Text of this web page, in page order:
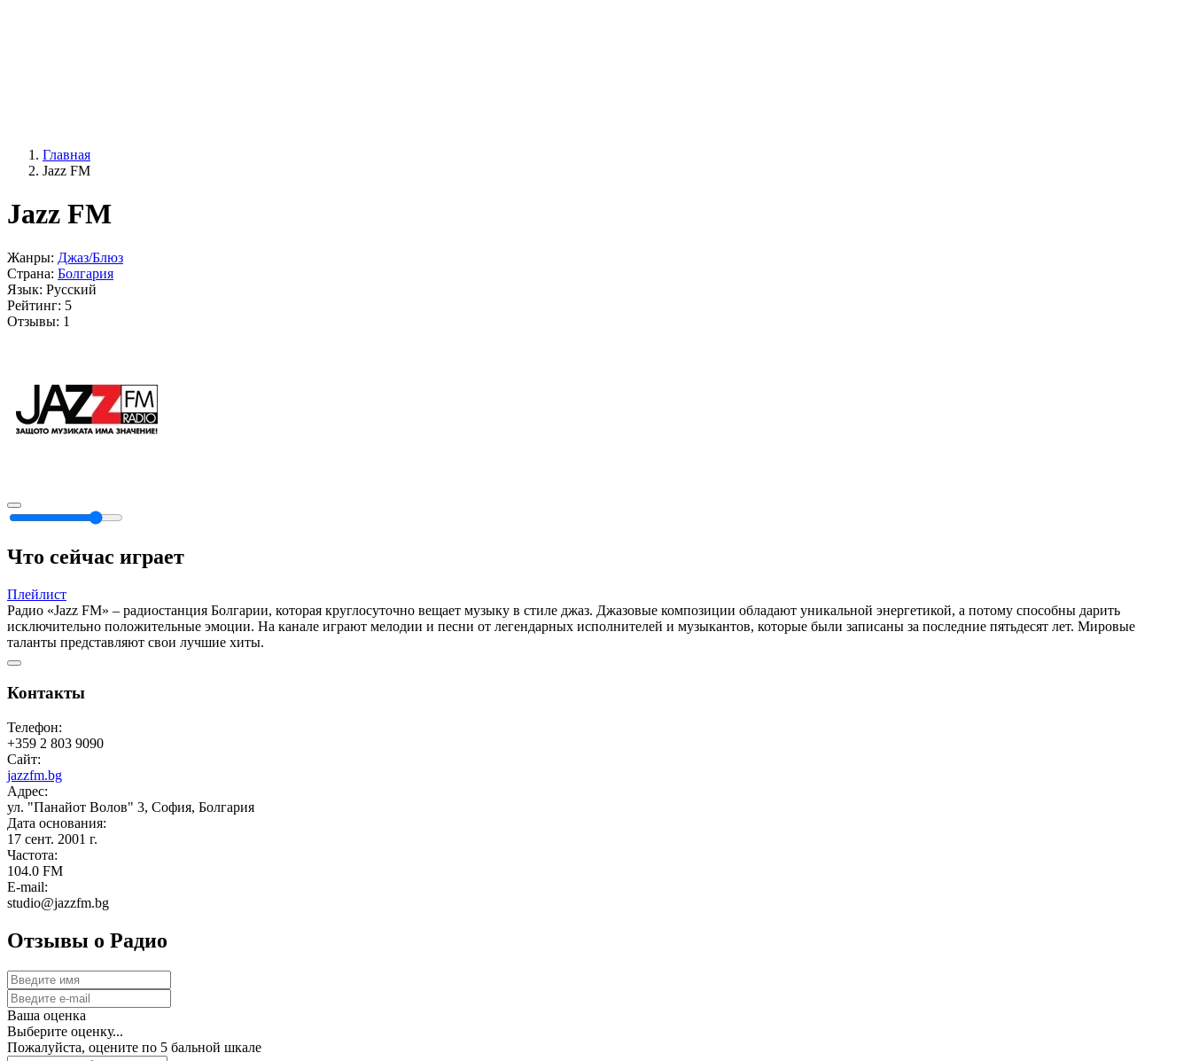
Главная
Jazz FM
Jazz FM
Жанры: Джаз/Блюз
Страна: Болгария
Язык: Русский
Рейтинг: 5
Отзывы: 1
Что сейчас играет
Плейлист
Радио «Jazz FM» – радиостанция Болгарии, которая круглосуточно вещает музыку в стиле джаз. Джазовые композиции обладают уникальной энергетикой, а потому способны дарить
исключительно положительные эмоции. На канале играют мелодии и песни от легендарных исполнителей и музыкантов, которые были записаны за последние пятьдесят лет. Мировые
таланты представляют свои лучшие хиты.
Контакты
Телефон:
+359 2 803 9090
Сайт:
jazzfm.bg
Адрес:
ул. "Панайот Волов" 3, София, Болгария
Дата основания:
17 сент. 2001 г.
Частота:
104.0 FM
E-mail:
studio@jazzfm.bg
Отзывы о Радио
Ваша оценка
Выберите оценку...
Пожалуйста, оцените по 5 бальной шкале